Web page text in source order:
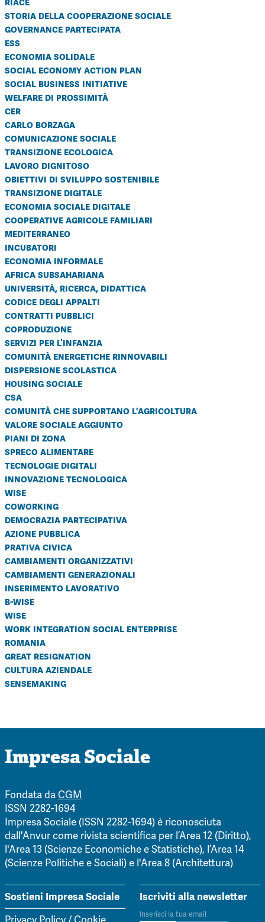
storia della cooperazione sociale
governance partecipata
ess
economia solidale
social economy action plan
social business initiative
welfare di prossimità
cer
carlo borzaga
comunicazione sociale
transizione ecologica
lavoro dignitoso
obiettivi di sviluppo sostenibile
transizione digitale
economia sociale digitale
cooperative agricole familiari
mediterraneo
incubatori
economia informale
africa subsahariana
università, ricerca, didattica
codice degli appalti
contratti pubblici
coproduzione
servizi per l'infanzia
comunità energetiche rinnovabili
dispersione scolastica
housing sociale
csa
comunità che supportano l’agricoltura
valore sociale aggiunto
piani di zona
spreco alimentare
tecnologie digitali
innovazione tecnologica
wise
coworking
democrazia partecipativa
azione pubblica
prativa civica
cambiamenti organizzativi
cambiamenti generazionali
inserimento lavorativo
b-wise
wise
work integration social enterprise
romania
great resignation
cultura aziendale
sensemaking
Impresa Sociale
Fondata daCGM
ISSN 2282-1694
Impresa Sociale (ISSN 2282-1694) è riconosciuta
dall'Anvur come rivista scientifica per l’Area 12 (Diritto),
l'Area 13 (Scienze Economiche e Statistiche), l’Area 14
(Scienze Politiche e Sociali) e l'Area 8 (Architettura)
Sostieni Impresa Sociale Iscriviti alla newsletter